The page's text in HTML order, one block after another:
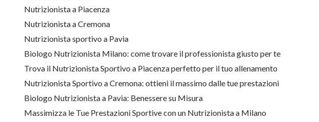
Nutrizionista a Piacenza
Nutrizionista a Cremona
Nutrizionista sportivo a Pavia
Biologo Nutrizionista Milano: come trovare il professionista giusto per te
Trova il Nutrizionista Sportivo a Piacenza perfetto per il tuo allenamento
Nutrizionista Sportivo a Cremona: ottieni il massimo dalle tue prestazioni
Biologo Nutrizionista a Pavia: Benessere su Misura
Massimizza le Tue Prestazioni Sportive con un Nutrizionista a Milano